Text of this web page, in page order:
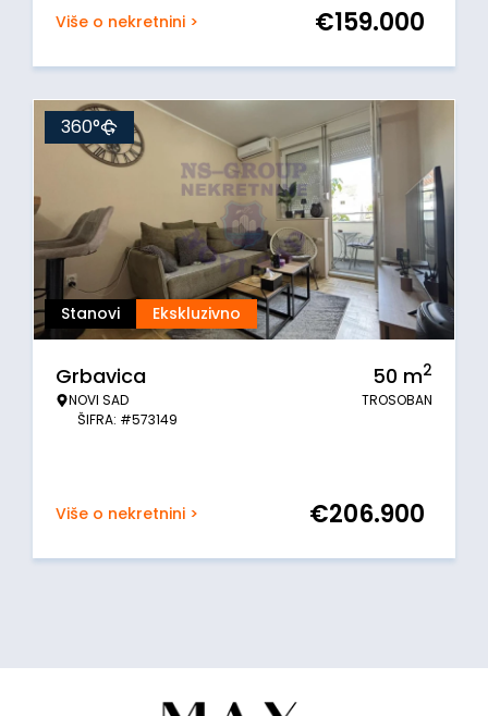
Više o nekretnini > €159.000
Stanovi Ekskluzivno
360°
Grbavica
NOVI SAD
ŠIFRA: #573149
50 m2
TROSOBAN
Više o nekretnini > €206.900